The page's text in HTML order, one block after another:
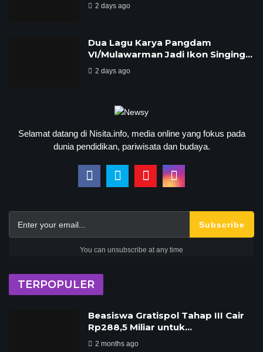
2 days ago
Dua Lagu Karya Pangdam
VI/Mulawarman Jadi Ikon Singing…
2 days ago
Selamat datang di Nisita.info, media online yang fokus pada
dunia pendidikan, pariwisata dan budaya.
Subscribe
You can unsubscribe at any time
TERPOPULER
Beasiswa Gratispol Tahap III Cair
Rp288,5 Miliar untuk…
2 months ago